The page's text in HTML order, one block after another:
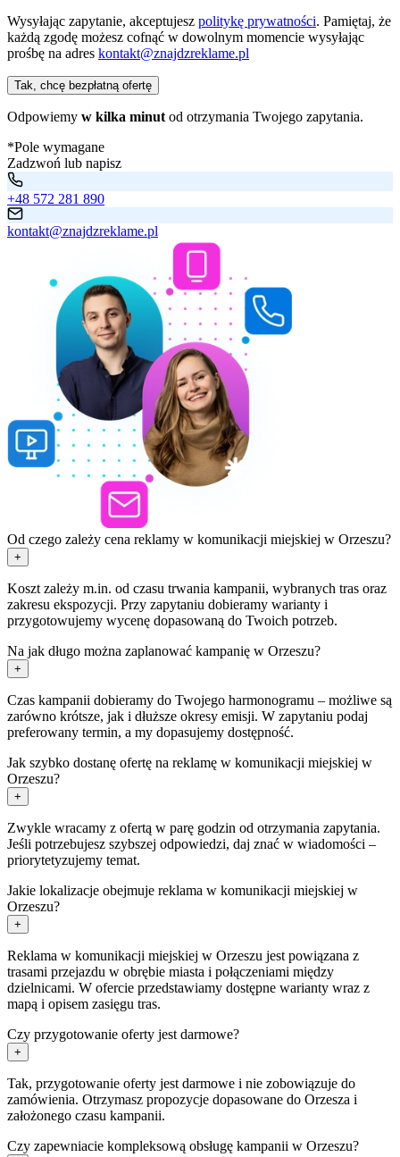
Wysyłając zapytanie, akceptujesz politykę prywatności. Pamiętaj, że
każdą zgodę możesz cofnąć w dowolnym momencie wysyłając
prośbę na adres kontakt@znajdzreklame.pl
Tak, chcę bezpłatną ofertę
Odpowiemy w kilka minut od otrzymania Twojego zapytania.
*Pole wymagane
Zadzwoń lub napisz
+48 572 281 890
kontakt@znajdzreklame.pl
Od czego zależy cena reklamy w komunikacji miejskiej w Orzeszu?
+
Koszt zależy m.in. od czasu trwania kampanii, wybranych tras oraz
zakresu ekspozycji. Przy zapytaniu dobieramy warianty i
przygotowujemy wycenę dopasowaną do Twoich potrzeb.
Na jak długo można zaplanować kampanię w Orzeszu?
+
Czas kampanii dobieramy do Twojego harmonogramu – możliwe są
zarówno krótsze, jak i dłuższe okresy emisji. W zapytaniu podaj
preferowany termin, a my dopasujemy dostępność.
Jak szybko dostanę ofertę na reklamę w komunikacji miejskiej w
Orzeszu?
+
Zwykle wracamy z ofertą w parę godzin od otrzymania zapytania.
Jeśli potrzebujesz szybszej odpowiedzi, daj znać w wiadomości –
priorytetyzujemy temat.
Jakie lokalizacje obejmuje reklama w komunikacji miejskiej w
Orzeszu?
+
Reklama w komunikacji miejskiej w Orzeszu jest powiązana z
trasami przejazdu w obrębie miasta i połączeniami między
dzielnicami. W ofercie przedstawiamy dostępne warianty wraz z
mapą i opisem zasięgu tras.
Czy przygotowanie oferty jest darmowe?
+
Tak, przygotowanie oferty jest darmowe i nie zobowiązuje do
zamówienia. Otrzymasz propozycje dopasowane do Orzesza i
założonego czasu kampanii.
Czy zapewniacie kompleksową obsługę kampanii w Orzeszu?